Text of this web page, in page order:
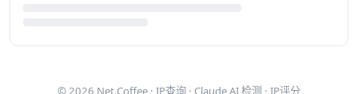
© 2026 Net.Coffee · IP查询 · Claude AI 检测 · IP评分